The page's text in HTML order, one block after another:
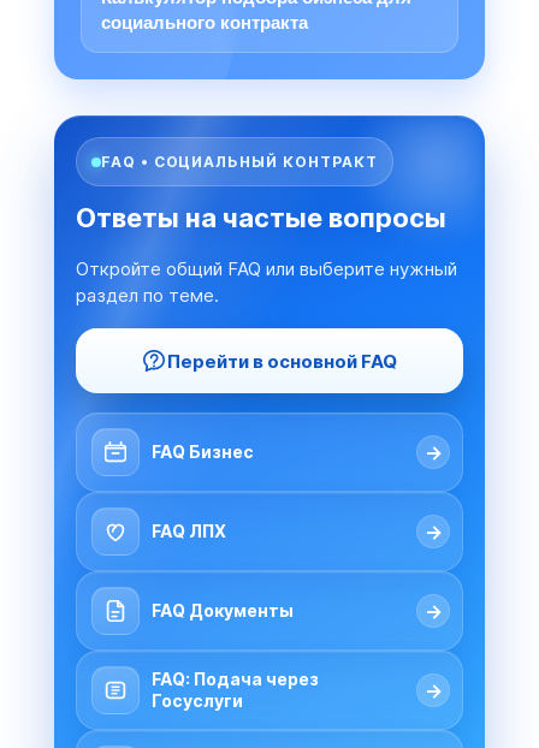
социального контракта
FAQ • СОЦИАЛЬНЫЙ КОНТРАКТ
Ответы на частые вопросы
Откройте общий FAQ или выберите нужный
раздел по теме.
Перейти в основной FAQ
FAQ Бизнес →
FAQ ЛПХ →
FAQ Документы →
FAQ: Подача через
Госуслуги
→